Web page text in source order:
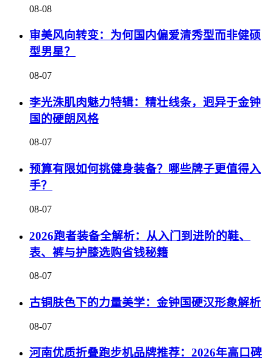
08-08
审美风向转变：为何国内偏爱清秀型而非健硕
型男星？
08-07
李光洙肌肉魅力特辑：精壮线条，迥异于金钟
国的硬朗风格
08-07
预算有限如何挑健身装备？哪些牌子更值得入
手？
08-07
2026跑者装备全解析：从入门到进阶的鞋、
表、裤与护膝选购省钱秘籍
08-07
古铜肤色下的力量美学：金钟国硬汉形象解析
08-07
河南优质折叠跑步机品牌推荐：2026年高口碑